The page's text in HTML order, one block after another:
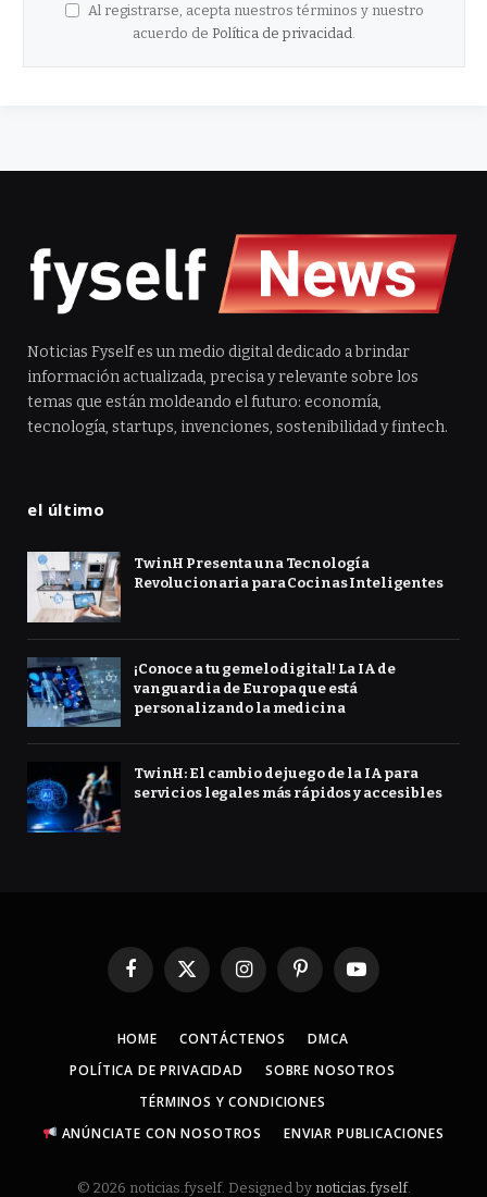
Al registrarse, acepta nuestros términos y nuestro
acuerdo de Política de privacidad
Noticias Fyself es un medio digital dedicado a brindar
información actualizada, precisa y relevante sobre los
temas que están moldeando el futuro: economía,
tecnología, startups, invenciones, sostenibilidad y fintech.
el último
TwinH Presenta una Tecnología
Revolucionaria para Cocinas Inteligentes
¡Conoce a tu gemelo digital! La IA de
vanguardia de Europa que está
personalizando la medicina
TwinH: El cambio de juego de la IA para
servicios legales más rápidos y accesibles
Facebook
X
InstagramPinterestYouTube
HOME CONTÁCTENOS
DMCA
POLÍTICA DE PRIVACIDAD
SOBRE NOSOTROS
TÉRMINOS Y CONDICIONES
ANÚNCIATE CON NOSOTROS
ENVIAR PUBLICACIONES
© 2026 noticias.fyself. Designed by noticias.fyself.